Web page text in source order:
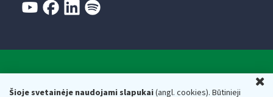
Šioje svetainėje naudojami slapukai(angl. cookies). Būtinieji
Respublikos finansų ministerijos